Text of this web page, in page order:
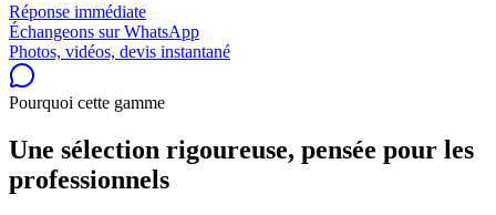
Réponse immédiate
Échangeons sur WhatsApp
Photos, vidéos, devis instantané
Pourquoi cette gamme
Une sélection rigoureuse, pensée pour les
professionnels